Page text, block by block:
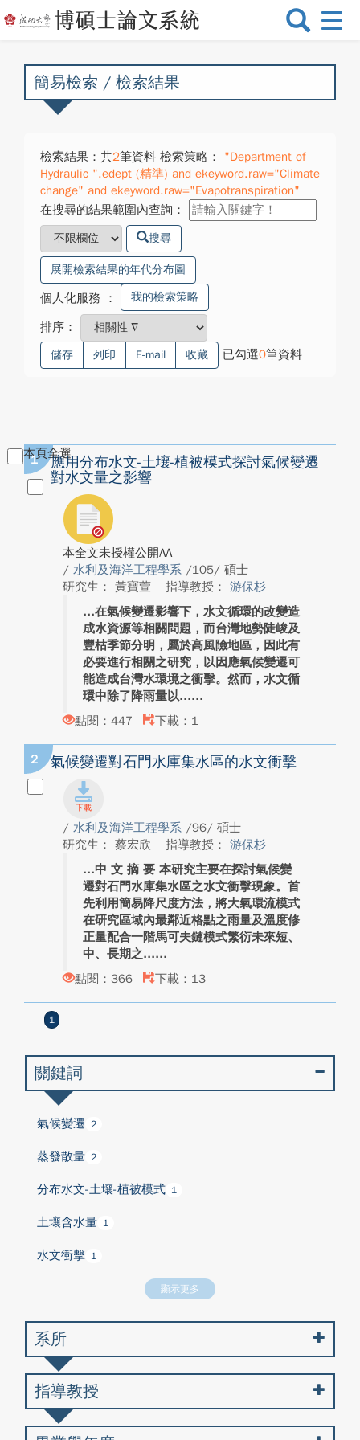
選
換
簡易檢索 / 檢索結果
檢索結果：共2筆資料 檢索策略：
"Department of
Hydraulic ".edept (精準) and ekeyword.raw="Climate
change" and ekeyword.raw="Evapotranspiration"
在搜尋的結果範圍內查詢：
搜尋
展開檢索結果的年代分布圖
個人化服務 ： 我的檢索策略
排序：
儲存 列印 E-mail 收藏 已勾選0筆資料
本頁全選
1
應用分布水文-土壤-植被模式探討氣候變遷
對水文量之影響
本全文未授權公開AA
/ 水利及海洋工程學系 /105/ 碩士
研究生： 黃寶萱
指導教授： 游保杉
在氣候變遷影響下，水文循環的改變造
成水資源等相關問題，而台灣地勢陡峻及
豐枯季節分明，屬於高風險地區，因此有
必要進行相關之研究，以因應氣候變遷可
能造成台灣水環境之衝擊。然而，水文循
環中除了降雨量以...
點閱：447
下載：1
2 氣候變遷對石門水庫集水區的水文衝擊
/ 水利及海洋工程學系 /96/ 碩士
研究生： 蔡宏欣
指導教授： 游保杉
中 文 摘 要 本研究主要在探討氣候變
遷對石門水庫集水區之水文衝擊現象。首
先利用簡易降尺度方法，將大氣環流模式
在研究區域內最鄰近格點之雨量及溫度修
正量配合一階馬可夫鏈模式繁衍未來短、
中、長期之...
點閱：366
下載：13
1
關鍵詞
氣候變遷 2
蒸發散量 2
分布水文-土壤-植被模式 1
土壤含水量 1
水文衝擊 1
顯示更多
系所
指導教授